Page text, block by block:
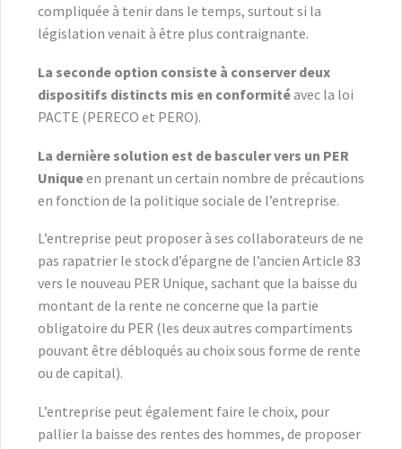
compliquée à tenir dans le temps, surtout si la
législation venait à être plus contraignante.
La seconde option consiste à conserver deux
dispositifs distincts mis en conformitéavec la loi
PACTE (PERECO et PERO).
La dernière solution est de basculer vers un PER
Uniqueen prenant un certain nombre de précautions
en fonction de la politique sociale de l’entreprise.
L’entreprise peut proposer à ses collaborateurs de ne
pas rapatrier le stock d’épargne de l’ancien Article 83
vers le nouveau PER Unique, sachant que la baisse du
montant de la rente ne concerne que la partie
obligatoire du PER (les deux autres compartiments
pouvant être débloqués au choix sous forme de rente
ou de capital).
L’entreprise peut également faire le choix, pour
pallier la baisse des rentes des hommes, de proposer